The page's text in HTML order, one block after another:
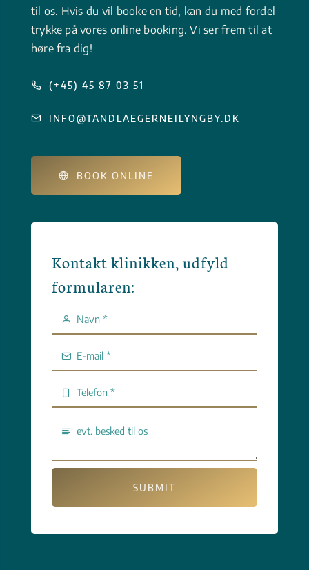
til os. Hvis du vil booke en tid, kan du med fordel
trykke på vores online booking. Vi ser frem til at
høre fra dig!
(+45) 45 87 03 51
INFO@TANDLAEGERNEILYNGBY.DK
BOOK ONLINE
Kontakt klinikken, udfyld
formularen:
SUBMIT